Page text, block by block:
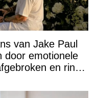
van Jake Paul
door emotionele
en ring